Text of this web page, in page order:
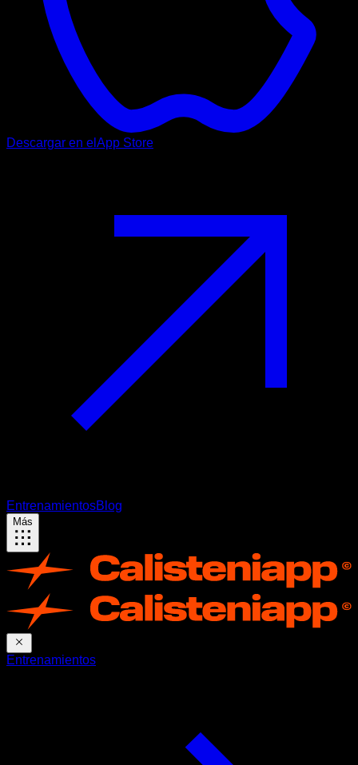
Descargar en el App Store
EntrenamientosBlog
Más
Entrenamientos